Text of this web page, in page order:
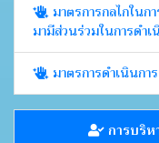
มาตรการกลไกใน
มามีส่วนร่วมในการดำ
มาตรการดำเนินก
การบริ